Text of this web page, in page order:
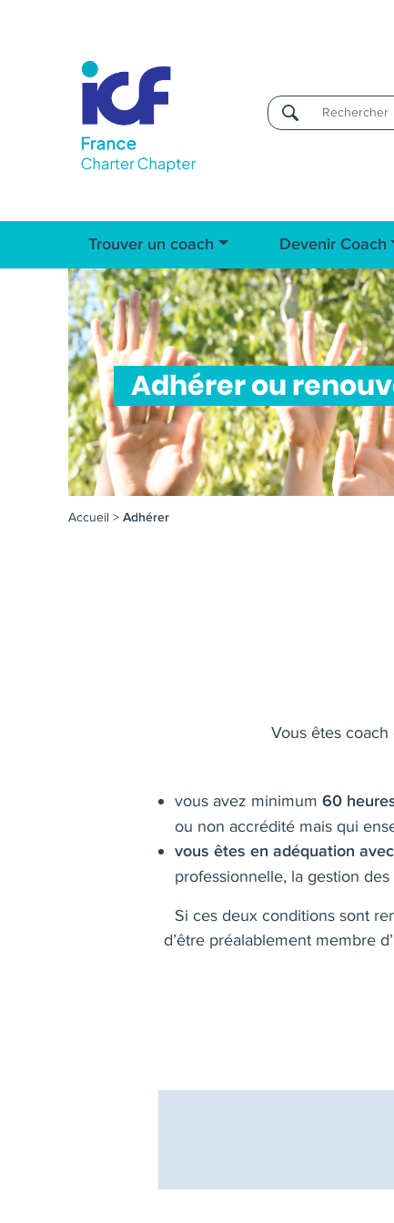
Username
Trouver un coach Devenir Coach
Adhérer ou
Accueil > Adhérer
Vous êtes
vous avez minimum60
ou non accrédité mais qui
vous êtes en adéquation
professionnelle, la gestion
Si ces deux conditions sont
d’être préalablement membre